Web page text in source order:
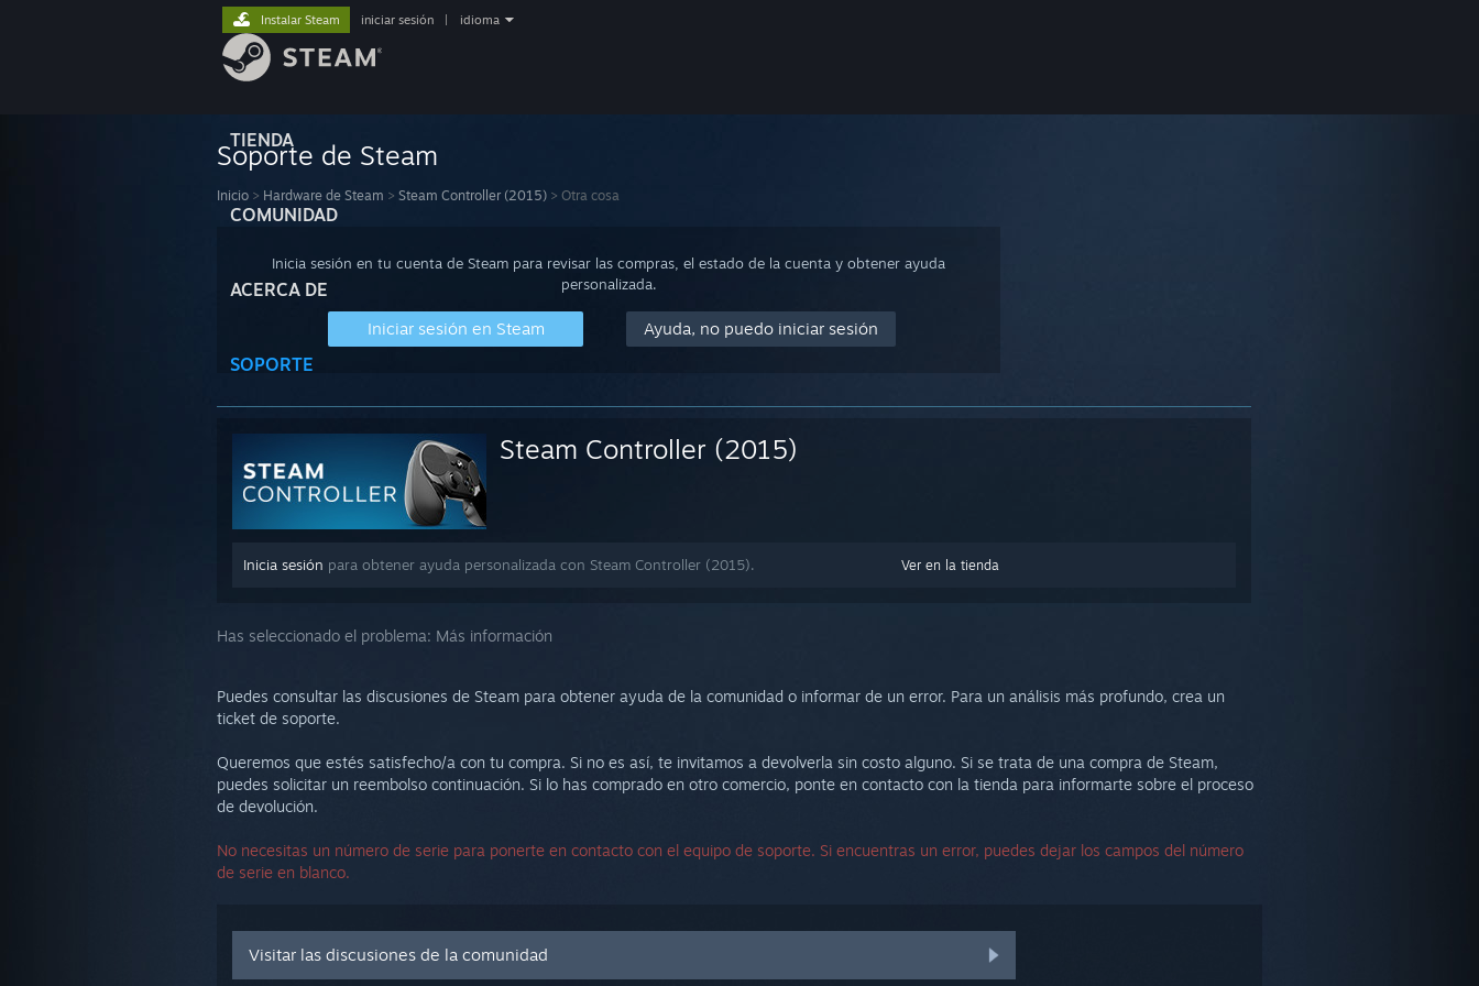
TIENDA
COMUNIDAD
ACERCA DE
SOPORTE
Instalar Steam iniciar sesión idioma
Soporte de Steam
Inicio > Hardware de Steam > Steam Controller (2015) > Otra cosa
Inicia sesión en tu cuenta de Steam para revisar las compras, el estado de la cuenta y obtener ayuda
personalizada.
Iniciar sesión en Steam Ayuda, no puedo iniciar sesión
Steam Controller (2015)
Ver en la tienda
Inicia sesión para obtener ayuda personalizada con Steam Controller (2015).
Has seleccionado el problema: Más información
Puedes consultar las discusiones de Steam para obtener ayuda de la comunidad o informar de un error. Para un análisis más profundo, crea un
ticket de soporte.
Queremos que estés satisfecho/a con tu compra. Si no es así, te invitamos a devolverla sin costo alguno. Si se trata de una compra de Steam,
puedes solicitar un reembolso continuación. Si lo has comprado en otro comercio, ponte en contacto con la tienda para informarte sobre el proceso
de devolución.
No necesitas un número de serie para ponerte en contacto con el equipo de soporte. Si encuentras un error, puedes dejar los campos del número
de serie en blanco.
Visitar las discusiones de la comunidad